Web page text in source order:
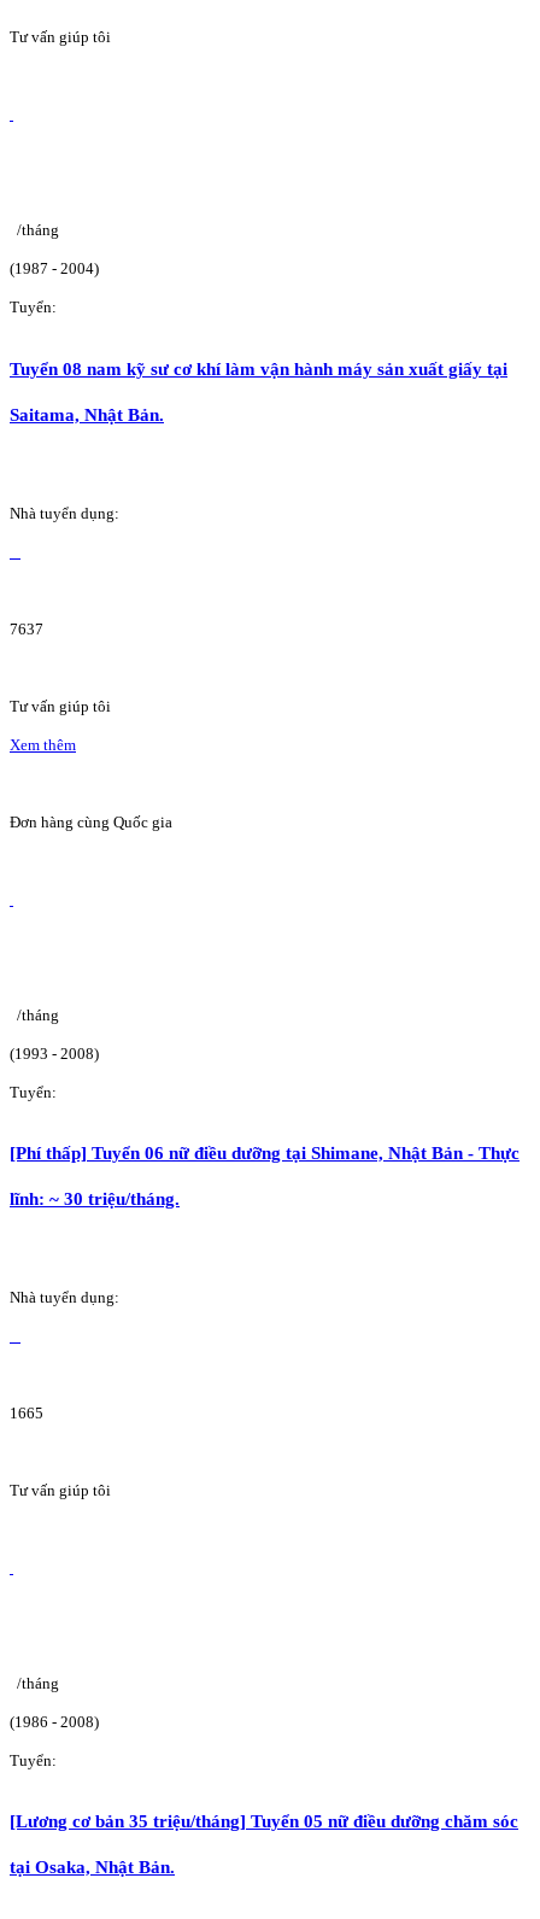
Tư vấn giúp tôi
/tháng
(1987 - 2004)
Tuyển:
Tuyển 08 nam kỹ sư cơ khí làm vận hành máy sản xuất giấy tại
Saitama, Nhật Bản.
Nhà tuyển dụng:
7637
Tư vấn giúp tôi
Xem thêm
Đơn hàng cùng Quốc gia
/tháng
(1993 - 2008)
Tuyển:
[Phí thấp] Tuyển 06 nữ điều dưỡng tại Shimane, Nhật Bản - Thực
lĩnh: ~ 30 triệu/tháng.
Nhà tuyển dụng:
1665
Tư vấn giúp tôi
/tháng
(1986 - 2008)
Tuyển:
[Lương cơ bản 35 triệu/tháng] Tuyển 05 nữ điều dưỡng chăm sóc
tại Osaka, Nhật Bản.